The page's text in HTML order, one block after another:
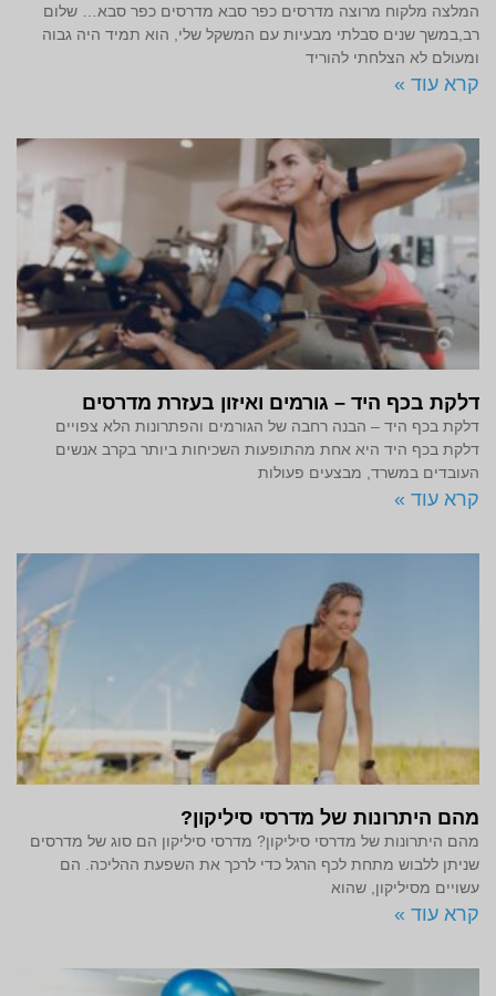
המלצה מלקוח מרוצה מדרסים כפר סבא מדרסים כפר סבא… שלום
רב,במשך שנים סבלתי מבעיות עם המשקל שלי, הוא תמיד היה גבוה
ומעולם לא הצלחתי להוריד
קרא עוד »
דלקת בכף היד – גורמים ואיזון בעזרת מדרסים
דלקת בכף היד – הבנה רחבה של הגורמים והפתרונות הלא צפויים
דלקת בכף היד היא אחת מהתופעות השכיחות ביותר בקרב אנשים
העובדים במשרד, מבצעים פעולות
קרא עוד »
מהם היתרונות של מדרסי סיליקון?
מהם היתרונות של מדרסי סיליקון? מדרסי סיליקון הם סוג של מדרסים
שניתן ללבוש מתחת לכף הרגל כדי לרכך את השפעת ההליכה. הם
עשויים מסיליקון, שהוא
קרא עוד »